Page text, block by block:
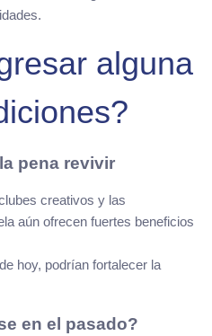
alguna
pena revivir
creativos y las
aún ofrecen fuertes beneficios
hoy, podrían fortalecer la
en el pasado?